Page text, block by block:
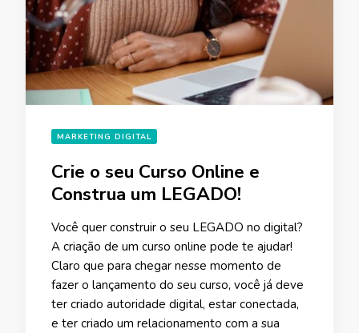
MARKETING DIGITAL
Crie o seu Curso Online e
Construa um LEGADO!
Você quer construir o seu LEGADO no digital?
A criação de um curso online pode te ajudar!
Claro que para chegar nesse momento de
fazer o lançamento do seu curso, você já deve
ter criado autoridade digital, estar conectada,
e ter criado um relacionamento com a sua